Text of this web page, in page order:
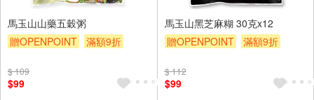
馬玉山山藥五穀粥
贈OPENPOINT
滿額9折
$ 109
$99
馬玉山黑芝麻糊 30克x12
贈OPENPOINT
滿額9折
$ 112
$99